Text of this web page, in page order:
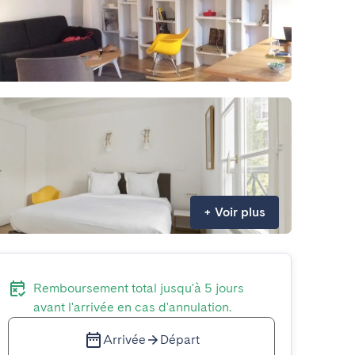
+ Voir plus
Remboursement total jusqu'à 5 jours
avant l'arrivée en cas d'annulation.
Arrivée Départ